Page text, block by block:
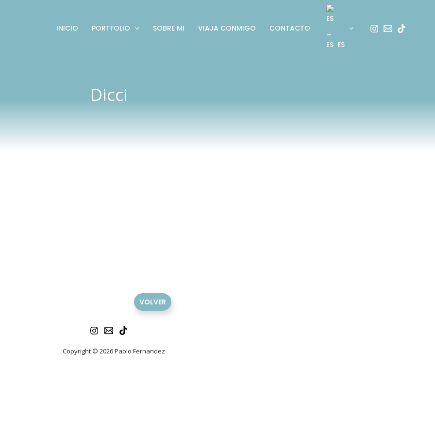
INICIO PORTFOLIO SOBRE MI VIAJA CONMIGO
CONTACTO
ES
Dicci
VOLVER
Copyright © 2026 Pablo Fernandez